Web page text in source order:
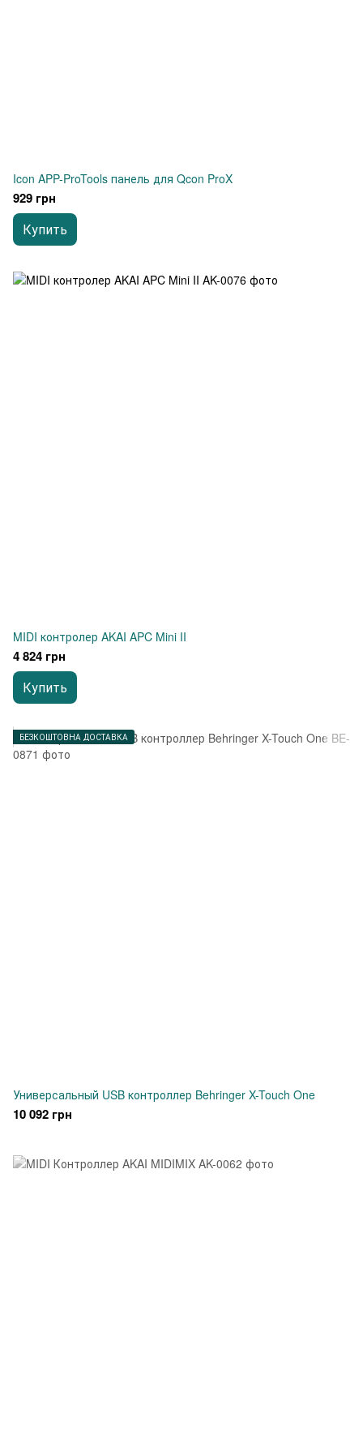
Icon APP-ProTools панель для Qcon ProX
929 грн
Купить
MIDI контролер AKAI APC Mini II
4 824 грн
Купить
БЕЗКОШТОВНА ДОСТАВКА
Универсальный USB контроллер Behringer X-Touch One
10 092 грн